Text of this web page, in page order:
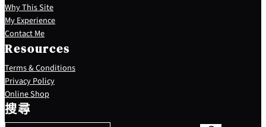
Why This Site
My Experience
Contact Me
Resources
Terms & Conditions
Privacy Policy
Online Shop
搜尋
S
e
a